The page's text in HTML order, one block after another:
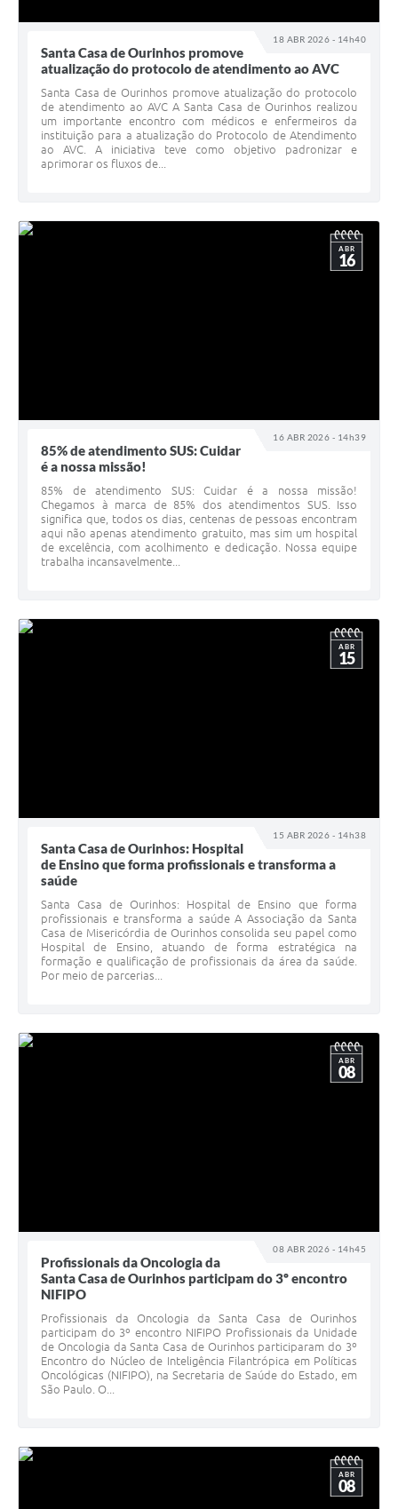
18 ABR 2026 - 14h40
Santa Casa de Ourinhos promove
atualização do protocolo de atendimento ao AVC
Santa Casa de Ourinhos promove atualização do protocolo
de atendimento ao AVC A Santa Casa de Ourinhos realizou
um importante encontro com médicos e enfermeiros da
instituição para a atualização do Protocolo de Atendimento
ao AVC. A iniciativa teve como objetivo padronizar e
aprimorar os fluxos de...
16 ABR 2026 - 14h39
ABR
16
85% de atendimento SUS: Cuidar
é a nossa missão!
85% de atendimento SUS: Cuidar é a nossa missão!
Chegamos à marca de 85% dos atendimentos SUS. Isso
significa que, todos os dias, centenas de pessoas encontram
aqui não apenas atendimento gratuito, mas sim um hospital
de excelência, com acolhimento e dedicação. Nossa equipe
trabalha incansavelmente...
15 ABR 2026 - 14h38
ABR
15
Santa Casa de Ourinhos: Hospital
de Ensino que forma profissionais e transforma a
saúde
Santa Casa de Ourinhos: Hospital de Ensino que forma
profissionais e transforma a saúde A Associação da Santa
Casa de Misericórdia de Ourinhos consolida seu papel como
Hospital de Ensino, atuando de forma estratégica na
formação e qualificação de profissionais da área da saúde.
Por meio de parcerias...
08 ABR 2026 - 14h45
ABR
08
Profissionais da Oncologia da
Santa Casa de Ourinhos participam do 3º encontro
NIFIPO
Profissionais da Oncologia da Santa Casa de Ourinhos
participam do 3º encontro NIFIPO Profissionais da Unidade
de Oncologia da Santa Casa de Ourinhos participaram do 3º
Encontro do Núcleo de Inteligência Filantrópica em Políticas
Oncológicas (NIFIPO), na Secretaria de Saúde do Estado, em
São Paulo. O...
ABR
08